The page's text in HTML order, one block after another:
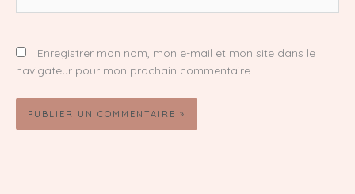
Enregistrer mon nom, mon e-mail et mon site dans le
navigateur pour mon prochain commentaire.